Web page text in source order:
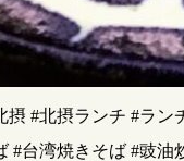
#北摂ランチ #ラン
#台湾焼きそば #豉油